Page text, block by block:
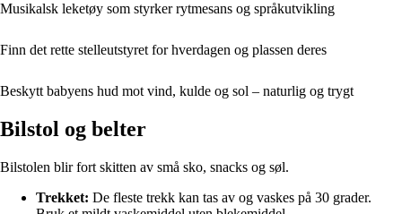
Musikalsk leketøy som styrker rytmesans og språkutvikling
Finn det rette stelleutstyret for hverdagen og plassen deres
Beskytt babyens hud mot vind, kulde og sol – naturlig og trygt
Bilstol og belter
Bilstolen blir fort skitten av små sko, snacks og søl.
Trekket: De fleste trekk kan tas av og vaskes på 30 grader.